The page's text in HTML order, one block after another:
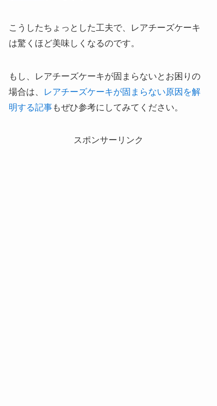
こうしたちょっとした工夫で、レアチーズケーキ
は驚くほど美味しくなるのです。
もし、レアチーズケーキが固まらないとお困りの
場合は、
レアチーズケーキが固まらない原因を解
明する記事もぜひ参考にしてみてください。
スポンサーリンク